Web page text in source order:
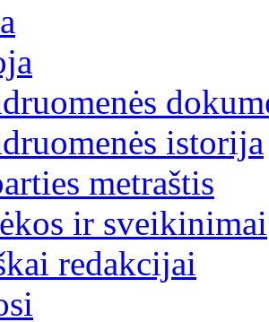
istorija
metraštis
ir sveikinimai
redakcijai